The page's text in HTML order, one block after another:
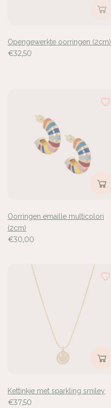
Opengewerkte oorringen (2cm)
€32,50
Oorringen emaille multicolori
(2cm)
€30,00
Kettinkje met sparkling smiley
€37,50